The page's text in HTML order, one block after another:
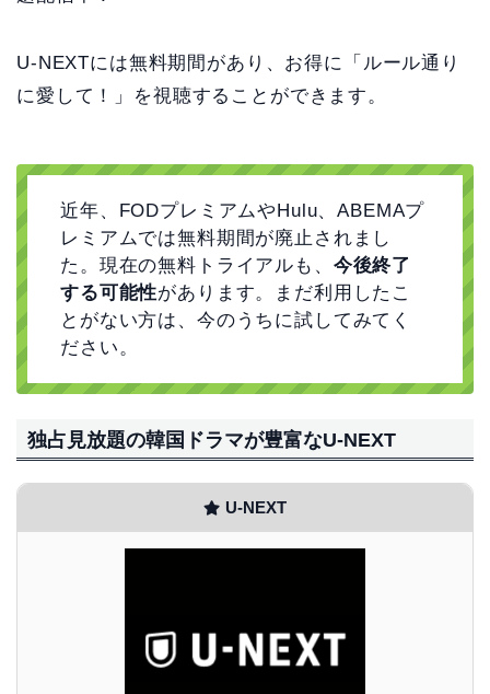
U-NEXTには無料期間があり、お得に「ルール通り
に愛して！」を視聴することができます。
近年、FODプレミアムやHulu、ABEMAプ
レミアムでは無料期間が廃止されまし
た。現在の無料トライアルも、 今後終了
する可能性があります。まだ利用したこ
とがない方は、今のうちに試してみてく
ださい。
独占見放題の韓国ドラマが豊富なU-NEXT
U-NEXT